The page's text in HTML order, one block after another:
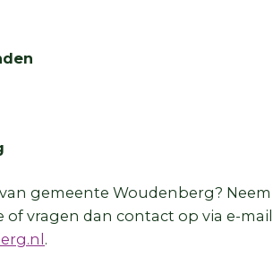
gemeente Woudenberg?
of vragen dan contact op via e-
.